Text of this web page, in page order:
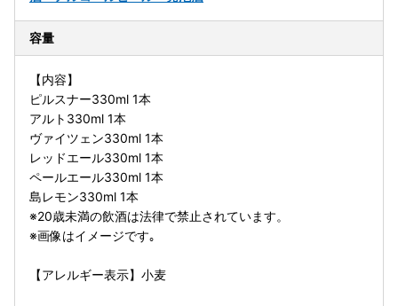
容量
【内容】
ピルスナー330ml 1本
アルト330ml 1本
ヴァイツェン330ml 1本
レッドエール330ml 1本
ペールエール330ml 1本
島レモン330ml 1本
※20歳未満の飲酒は法律で禁止されています。
※画像はイメージです｡
【アレルギー表示】小麦